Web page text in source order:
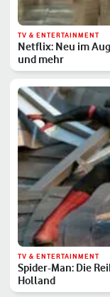
TV & ENTERTAINMENT
Netflix: Neu im
und mehr
TV & ENTERTAINMENT
Spider-Man: Die
Holland